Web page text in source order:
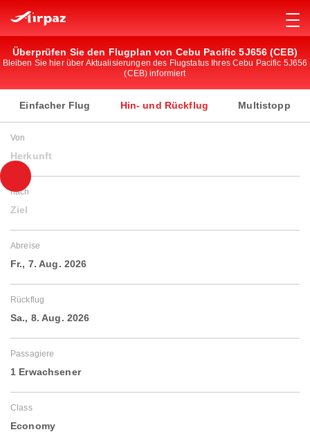
Überprüfen Sie den Flugplan von Cebu Pacific 5J656 (CEB)
Bleiben Sie hier über Aktualisierungen des Flugstatus Ihres Cebu Pacific 5J656
(CEB) informiert
Einfacher Flug Hin- und Rückflug Multistopp
Von
Herkunft
nach
Ziel
Abreise
Fr., 7. Aug. 2026
Rückflug
Sa., 8. Aug. 2026
Passagiere
1 Erwachsener
Class
Economy